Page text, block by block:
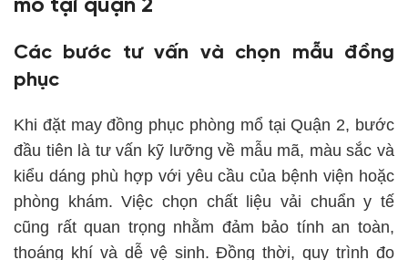
mổ tại quận 2
Các bước tư vấn và chọn mẫu đồng
phục
Khi đặt may đồng phục phòng mổ tại Quận 2, bước
đầu tiên là tư vấn kỹ lưỡng về mẫu mã, màu sắc và
kiểu dáng phù hợp với yêu cầu của bệnh viện hoặc
phòng khám. Việc chọn chất liệu vải chuẩn y tế
cũng rất quan trọng nhằm đảm bảo tính an toàn,
thoáng khí và dễ vệ sinh. Đồng thời, quy trình đo